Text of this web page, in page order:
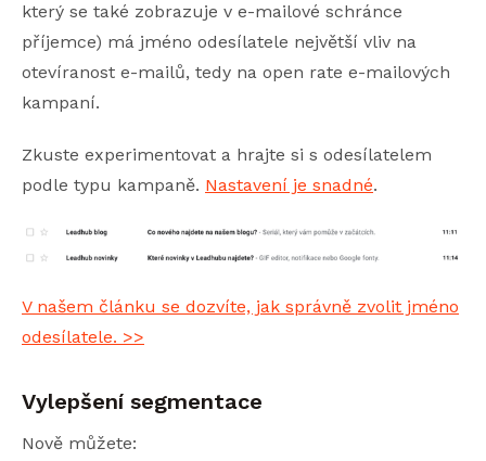
který se také zobrazuje v e-mailové schránce
příjemce) má jméno odesílatele největší vliv na
otevíranost e-mailů, tedy na open rate e-mailových
kampaní.
Zkuste experimentovat a hrajte si s odesílatelem
podle typu kampaně. Nastavení je snadné.
V našem článku se dozvíte, jak správně zvolit jméno
odesílatele. >>
Vylepšení segmentace
Nově můžete: